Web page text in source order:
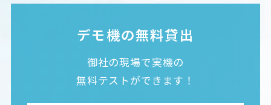
デモ機の無料貸出
御社の現場で実機の
無料テストができます！